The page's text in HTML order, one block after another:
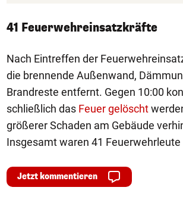
41 Feuerwehreinsatzkräfte
Nach Eintreffen der
die brennende Außenwand,
Brandreste entfernt. Gegen 10:00
schließlich das Feuer gelöscht
größerer Schaden am Gebäude
Insgesamt waren 41 Feuerwehrleute
Jetzt kommentieren